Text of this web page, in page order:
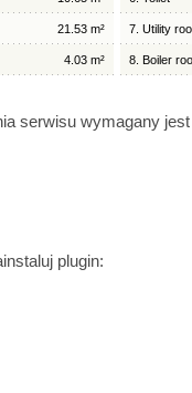
21.53 m² 7. Utility
4.03 m² 8. Boiler
serwisu wymagany
plugin: